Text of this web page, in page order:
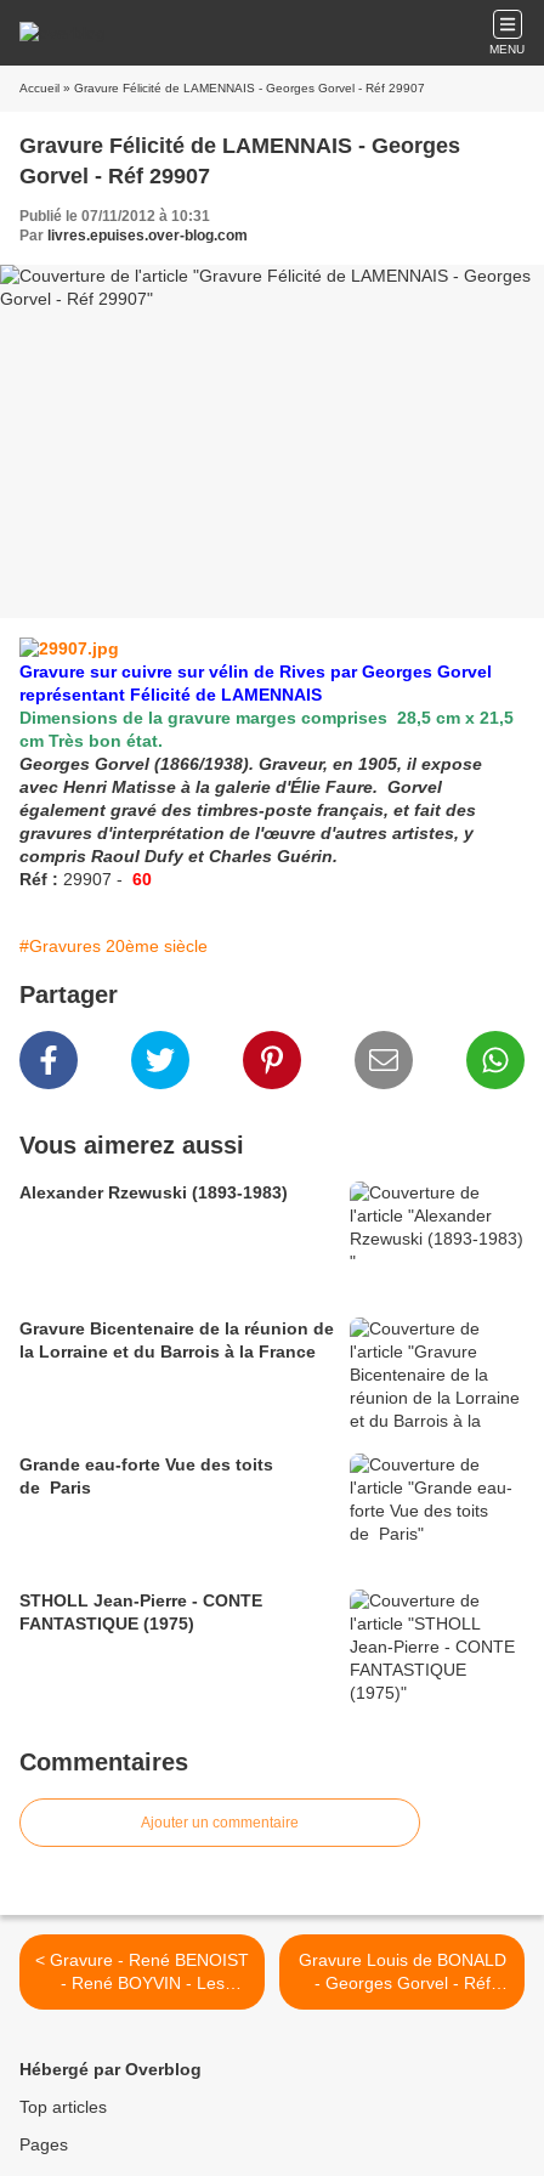
MENU
Accueil » Gravure Félicité de LAMENNAIS - Georges Gorvel - Réf 29907
Gravure Félicité de LAMENNAIS - Georges
Gorvel - Réf 29907
Publié le 07/11/2012 à 10:31
Par livres.epuises.over-blog.com
Gravure sur cuivre sur vélin de Rives par Georges Gorvel
représentant Félicité de LAMENNAIS
Dimensions de la gravure marges comprises 28,5 cm x 21,5
cm Très bon état.
Georges Gorvel (1866/1938). Graveur, en 1905, il expose
avec Henri Matisse à la galerie d'Élie Faure. Gorvel
également gravé des timbres-poste français, et fait des
gravures d'interprétation de l'œuvre d'autres artistes, y
compris Raoul Dufy et Charles Guérin.
Réf : 29907 - 60
#Gravures 20ème siècle
Partager
Vous aimerez aussi
Alexander Rzewuski (1893-1983)
Gravure Bicentenaire de la réunion de
la Lorraine et du Barrois à la France
Grande eau-forte Vue des toits
de Paris
STHOLL Jean-Pierre - CONTE
FANTASTIQUE (1975)
Commentaires
Ajouter un commentaire
< Gravure - René BENOIST
- René BOYVIN - Les
illustres d'Anjou - Réf 29980
Gravure Louis de BONALD
- Georges Gorvel - Réf
29905 >
Hébergé par Overblog
Top articles
Pages